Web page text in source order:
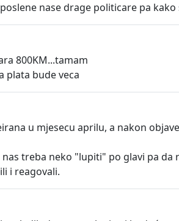
nase drage politicare pa
800KM...tamam
plata bude veca
u mjesecu aprilu, a nakon
treba neko "lupiti" po glavi pa
i reagovali.